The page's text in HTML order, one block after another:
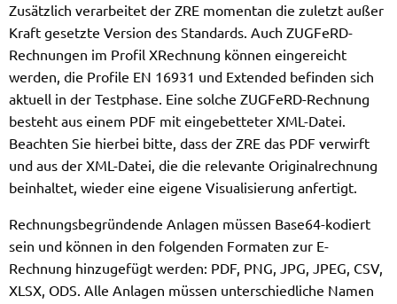
Zusätzlich verarbeitet der ZRE momentan die zuletzt außer
Kraft gesetzte Version des Standards. Auch ZUGFeRD-
Rechnungen im Profil XRechnung können eingereicht
werden, die Profile EN 16931 und Extended befinden sich
aktuell in der Testphase. Eine solche ZUGFeRD-Rechnung
besteht aus einem PDF mit eingebetteter XML-Datei.
Beachten Sie hierbei bitte, dass der ZRE das PDF verwirft
und aus der XML-Datei, die die relevante Originalrechnung
beinhaltet, wieder eine eigene Visualisierung anfertigt.
Rechnungsbegründende Anlagen müssen Base64-kodiert
sein und können in den folgenden Formaten zur E-
Rechnung hinzugefügt werden: PDF, PNG, JPG, JPEG, CSV,
XLSX, ODS. Alle Anlagen müssen unterschiedliche Namen